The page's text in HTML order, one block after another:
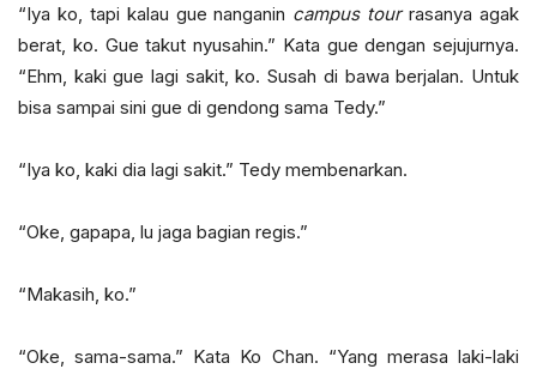
“Iya ko, tapi kalau gue nanganin campus tourrasanya agak
berat, ko. Gue takut nyusahin.” Kata gue dengan sejujurnya.
“Ehm, kaki gue lagi sakit, ko. Susah di bawa berjalan. Untuk
bisa sampai sini gue di gendong sama Tedy.”
“Iya ko, kaki dia lagi sakit.” Tedy membenarkan.
“Oke, gapapa, lu jaga bagian regis.”
“Makasih, ko.”
“Oke, sama-sama.” Kata Ko Chan. “Yang merasa laki-laki